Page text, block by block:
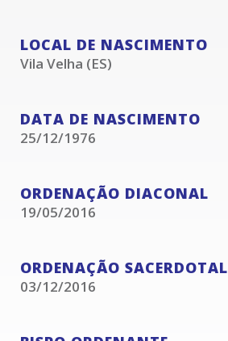
LOCAL DE NASCIMENTO
Vila Velha (ES)
DATA DE NASCIMENTO
25/12/1976
ORDENAÇÃO DIACONAL
19/05/2016
ORDENAÇÃO SACERDOTAL
03/12/2016